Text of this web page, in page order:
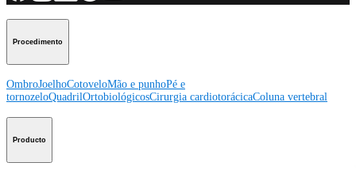
Procedimento
OmbroJoelhoCotoveloMão e punhoPé e
tornozeloQuadrilOrtobiológicosCirurgia cardiotorácicaColuna vertebral
Producto